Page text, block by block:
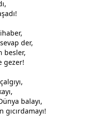
der,
besler,
gezer!
balayı,